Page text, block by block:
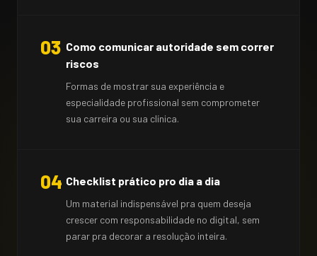
03 Como comunicar autoridade sem correr
riscos
Formas de mostrar sua experiência e
especialidade profissional sem comprometer
sua carreira ou sua clínica.
04 Checklist prático pro dia a dia
Um material indispensável pra quem deseja
crescer com responsabilidade no digital, sem
parar pra decorar a resolução inteira.